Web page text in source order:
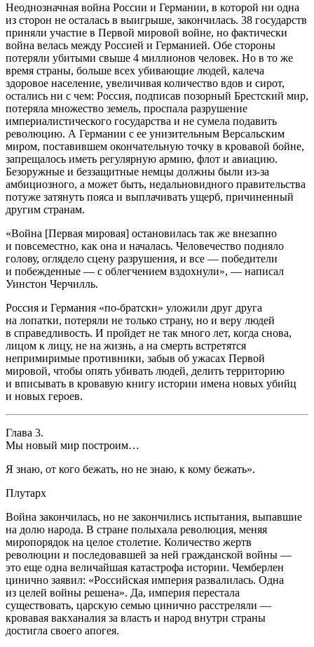
Неоднозначная война России и Германии, в которой ни одна
из сторон не осталась в выигрыше, закончилась. 38 государств
приняли участие в Первой мировой войне, но фактически
война велась между Россией и Германией. Обе стороны
потеряли убитыми свыше 4 миллионов человек. Но в то же
время страны, больше всех убивающие людей, калеча
здоровое население, увеличивая количество вдов и сирот,
остались ни с чем: Россия, подписав позорный Брестский мир,
потеряла множество земель, проспала разрушение
империалистического государства и не сумела подавить
революцию. А Германии с ее унизительным Версальским
миром, поставившем окончательную точку в кровавой бойне,
запрещалось иметь регулярную армию, флот и авиацию.
Безоружные и беззащитные немцы должны были из-за
амбициозного, а может быть, недальновидного правительства
потуже затянуть пояса и выплачивать ущерб, причиненный
другим странам.
«Война [Первая мировая] остановилась так же внезапно
и повсеместно, как она и началась. Человечество подняло
голову, оглядело сцену разрушения, и все — победители
и побежденные — с облегчением вздохнули», — написал
Уинстон Черчилль.
Россия и Германия «по-братски» уложили друг друга
на лопатки, потеряли не только страну, но и веру людей
в справедливость. И пройдет не так много лет, когда снова,
лицом к лицу, не на жизнь, а на смерть встретятся
непримиримые противники, забыв об ужасах Первой
мировой, чтобы опять убивать людей, делить территорию
и вписывать в кровавую книгу истории имена новых убийц
и новых героев.
Глава 3.
Мы новый мир построим…
Я знаю, от кого бежать, но не знаю, к кому бежать».
Плутарх
Война закончилась, но не закончились испытания, выпавшие
на долю народа. В стране полыхала революция, меняя
миропорядок на целое столетие. Количество жертв
революции и последовавшей за ней гражданской войны —
это еще одна величайшая катастрофа истории. Чемберлен
цинично заявил: «Российская империя развалилась. Одна
из целей войны решена». Да, империя перестала
существовать, царскую семью цинично расстреляли —
кровавая вакханалия за власть и народ внутри страны
достигла своего апогея.